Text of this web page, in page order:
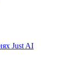
Just AI